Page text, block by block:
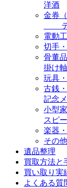
洋酒
金券
テレ
電動
切手
骨董
掛け
玩具
古銭
記念
小型
スピ
楽器
その他
遺品整理
買取方法と
買い取り実
よくある質